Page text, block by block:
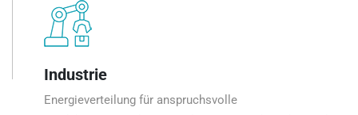
Industrie
Energieverteilung für anspruchsvolle